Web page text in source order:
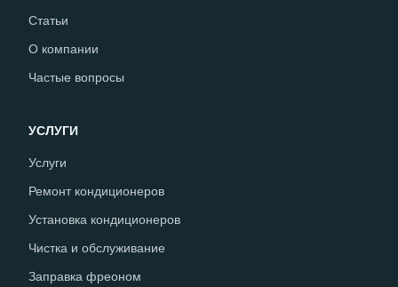
Статьи
О компании
Частые вопросы
УСЛУГИ
Услуги
Ремонт кондиционеров
Установка кондиционеров
Чистка и обслуживание
Заправка фреоном